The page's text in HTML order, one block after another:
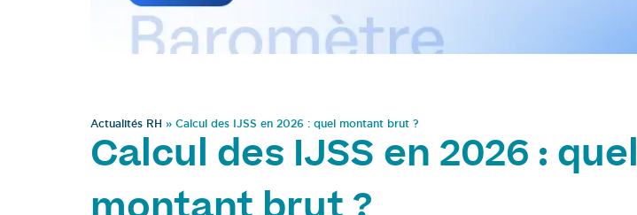
Actualités RH » Calcul des IJSS en 2026 : quel montant brut ?
Calcul des IJSS en 2026 : quel